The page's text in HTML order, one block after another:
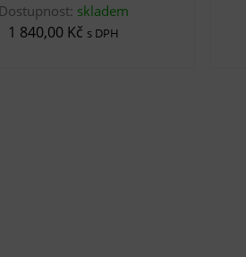
Dostupnost: skladem
1 840,00 Kč s DPH